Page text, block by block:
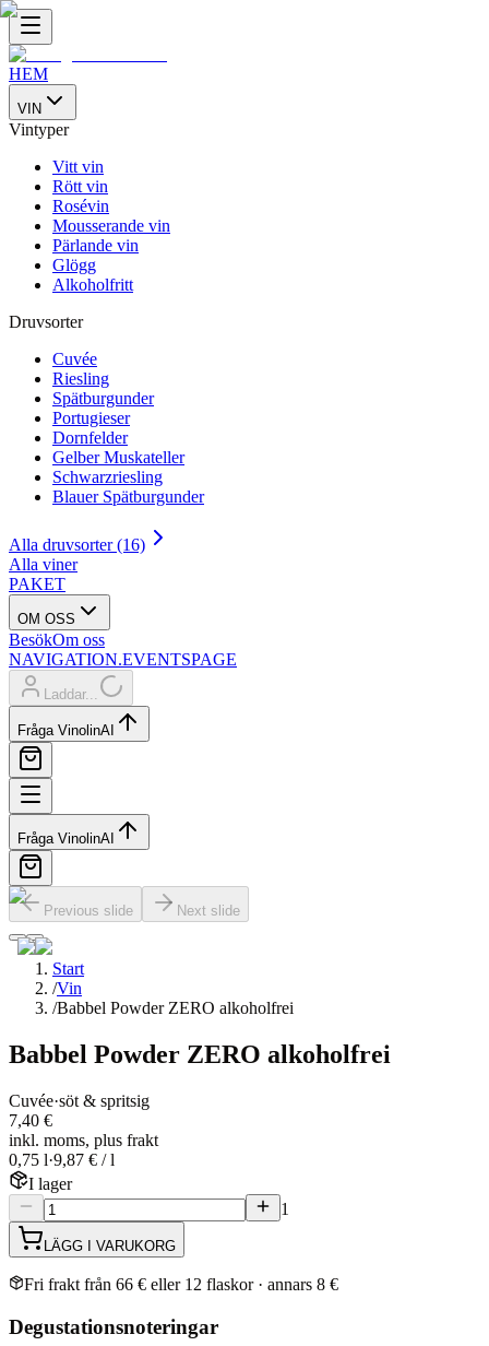
HEM
VIN
Vintyper
Vitt vin
Rött vin
Rosévin
Mousserande vin
Pärlande vin
Glögg
Alkoholfritt
Druvsorter
Cuvée
Riesling
Spätburgunder
Portugieser
Dornfelder
Gelber Muskateller
Schwarzriesling
Blauer Spätburgunder
Alla druvsorter (16)
Alla viner
PAKET
OM OSS
BesökOm oss
NAVIGATION.EVENTSPAGE
Laddar...
Fråga VinolinAI
Fråga VinolinAI
Previous slide Next slide
Start
/Vin
/Babbel Powder ZERO alkoholfrei
Babbel Powder ZERO alkoholfrei
Cuvée·söt & spritsig
7,40 €
inkl. moms, plus frakt
0,75 l·9,87 € / l
I lager
1
LÄGG I VARUKORG
Fri frakt från 66 € eller 12 flaskor · annars 8 €
Degustationsnoteringar